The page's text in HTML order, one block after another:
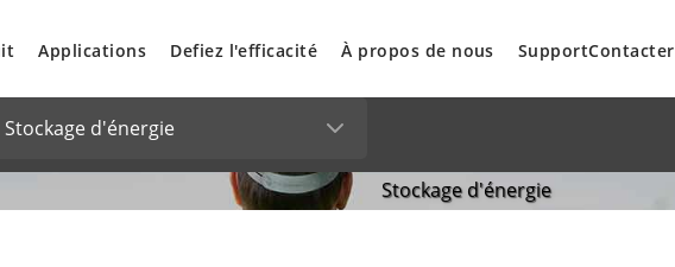
Applications Defiez l'efficacité À propos de nous SupportContacter
Stockage d'énergie
Stockage d'énergie